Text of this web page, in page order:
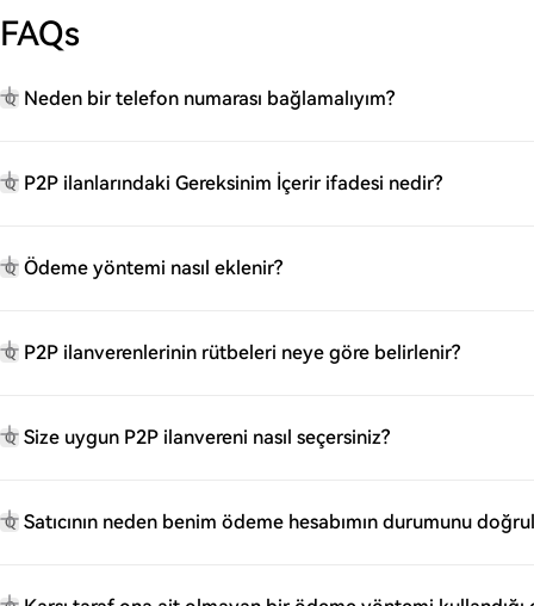
FAQs
Q Neden bir telefon numarası bağlamalıyım?
Q P2P ilanlarındaki Gereksinim İçerir ifadesi nedir?
Q Ödeme yöntemi nasıl eklenir?
Q P2P ilanverenlerinin rütbeleri neye göre belirlenir?
Q Size uygun P2P ilanvereni nasıl seçersiniz?
Q Satıcının neden benim ödeme hesabımın durumunu